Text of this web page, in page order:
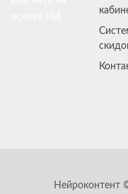
Нейроконтент